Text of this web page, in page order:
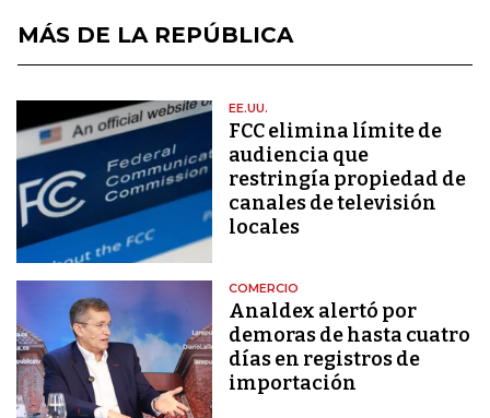
MÁS DE LA REPÚBLICA
EE.UU.
FCC elimina límite de
audiencia que
restringía propiedad de
canales de televisión
locales
COMERCIO
Analdex alertó por
demoras de hasta cuatro
días en registros de
importación